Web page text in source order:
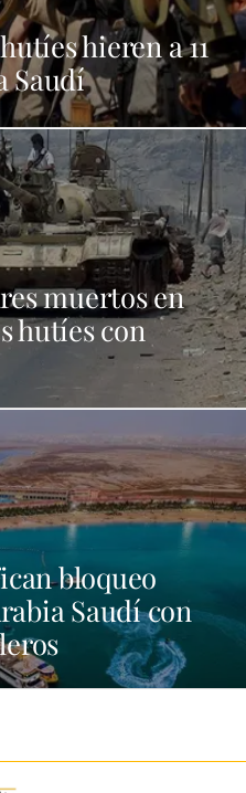
hieren a 11
Saudí
muertos en
hutíes con
bloqueo
Saudí con